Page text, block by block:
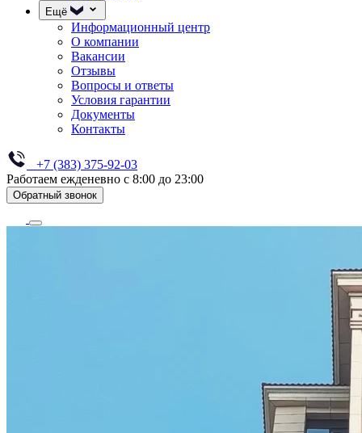
Ещё
Информационный центр
О компании
Вакансии
Отзывы
Вопросы и ответы
Условия гарантии
Документы
Контакты
+7 (383) 375-92-03
Работаем ежденевно с 8:00 до 23:00
Обратный звонок